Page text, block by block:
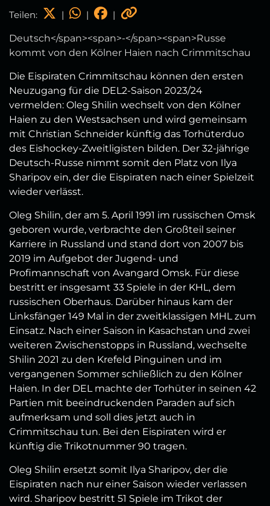
Teilen: | | |
Deutsch</span><span>-</span><span>Russe
kommt von den Kölner Haien nach Crimmitschau
Die Eispiraten Crimmitschau können den ersten
Neuzugang für die DEL2-Saison 2023/24
vermelden: Oleg Shilin wechselt von den Kölner
Haien zu den Westsachsen und wird gemeinsam
mit Christian Schneider künftig das Torhüterduo
des Eishockey-Zweitligisten bilden. Der 32-jährige
Deutsch-Russe nimmt somit den Platz von Ilya
Sharipov ein, der die Eispiraten nach einer Spielzeit
wieder verlässt.
Oleg Shilin, der am 5. April 1991 im russischen Omsk
geboren wurde, verbrachte den Großteil seiner
Karriere in Russland und stand dort von 2007 bis
2019 im Aufgebot der Jugend- und
Profimannschaft von Avangard Omsk. Für diese
bestritt er insgesamt 33 Spiele in der KHL, dem
russischen Oberhaus. Darüber hinaus kam der
Linksfänger 149 Mal in der zweitklassigen MHL zum
Einsatz. Nach einer Saison in Kasachstan und zwei
weiteren Zwischenstopps in Russland, wechselte
Shilin 2021 zu den Krefeld Pinguinen und im
vergangenen Sommer schließlich zu den Kölner
Haien. In der DEL machte der Torhüter in seinen 42
Partien mit beeindruckenden Paraden auf sich
aufmerksam und soll dies jetzt auch in
Crimmitschau tun. Bei den Eispiraten wird er
künftig die Trikotnummer 90 tragen.
Oleg Shilin ersetzt somit Ilya Sharipov, der die
Eispiraten nach nur einer Saison wieder verlassen
wird. Sharipov bestritt 51 Spiele im Trikot der